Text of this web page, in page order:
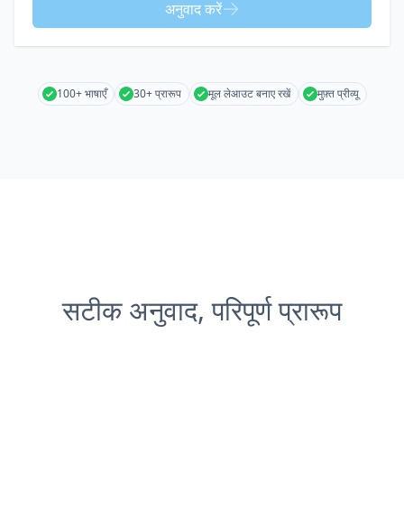
अनुवाद करें
100+ भाषाएँ 30+ प्रारूप मूल लेआउट बनाए रखें मुफ़्त प्रीव्यू
सटीक अनुवाद, परिपूर्ण प्रारूप